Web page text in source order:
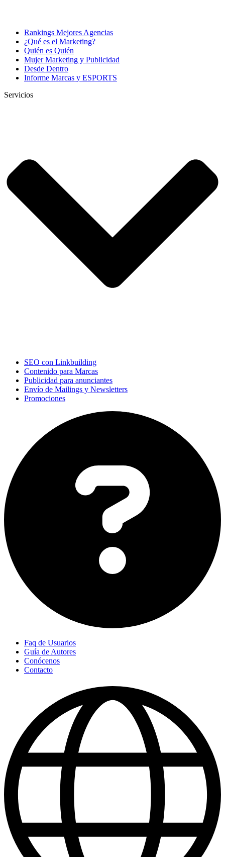
Rankings Mejores Agencias
¿Qué es el Marketing?
Quién es Quién
Mujer Marketing y Publicidad
Desde Dentro
Informe Marcas y ESPORTS
Servicios
SEO con Linkbuilding
Contenido para Marcas
Publicidad para anunciantes
Envío de Mailings y Newsletters
Promociones
Faq de Usuarios
Guía de Autores
Conócenos
Contacto